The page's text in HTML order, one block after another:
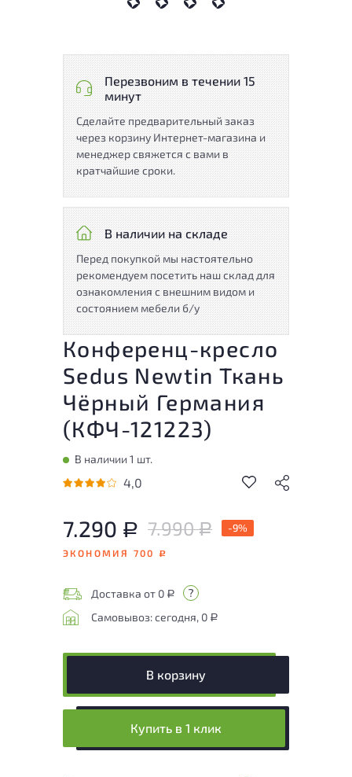
Перезвоним в течении 15
минут
Сделайте предварительный заказ
через корзину Интернет-магазина и
менеджер свяжется с вами в
кратчайшие сроки.
В наличии на складе
Перед покупкой мы настоятельно
рекомендуем посетить наш склад для
ознакомления с внешним видом и
состоянием мебели б/у
Конференц-кресло
Sedus Newtin Ткань
Чёрный Германия
(КФЧ-121223)
В наличии 1 шт.
4,0
7.290 Р 7.990Р -9%
ЭКОНОМИЯ 700Р
Доставка от 0 Р
Самовывоз: сегодня, 0 Р
В корзину
Купить в 1 клик